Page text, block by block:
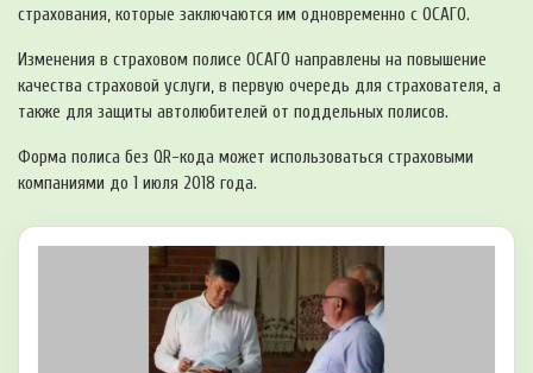
страхования, которые заключаются им одновременно с ОСАГО.
Изменения в страховом полисе ОСАГО направлены на повышение
качества страховой услуги, в первую очередь для страхователя, а
также для защиты автолюбителей от поддельных полисов.
Форма полиса без QR-кода может использоваться страховыми
компаниями до 1 июля 2018 года.